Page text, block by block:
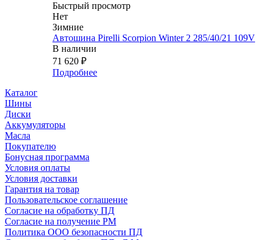
Быстрый просмотр
Нет
Зимние
Автошина Pirelli Scorpion Winter 2 285/40/21 109V
В наличии
71 620 ₽
Подробнее
Каталог
Шины
Диски
Аккумуляторы
Масла
Покупателю
Бонусная программа
Условия оплаты
Условия доставки
Гарантия на товар
Пользовательское соглашение
Согласие на обработку ПД
Согласие на получение РМ
Политика ООО безопасности ПД